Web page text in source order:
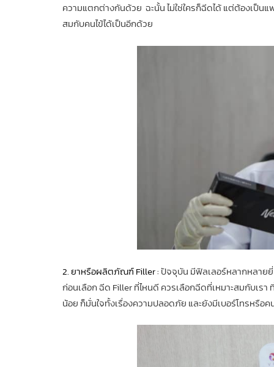
ความแตกต่างกันด้วย ฉะนั้น ไม่ใช่ใครก็ฉีดได้ แต่ต้องเป็น
สมกับคนไข้ได้เป็นอีกด้วย
2. ยาหรือผลิตภัณฑ์ Filler : ปัจจุบัน มีฟิลเลอร์หลากหลาย
ก่อนเลือก ฉีด Filler ที่ไหนดี ควรเลือกฉีดที่เหมาะสมกับเร
น้อย ก็มั่นใจทั้งเรื่องความปลอดภัย และยังมีเบอร์โทรหรื